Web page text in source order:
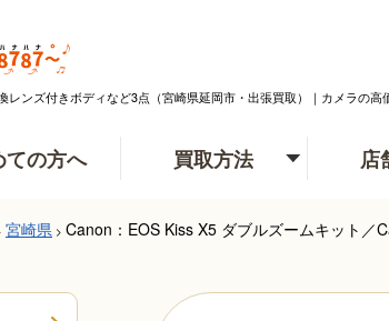
ンズ付きボディなど3点（宮崎県延岡市・出張買取）｜カメラの高
ての方へ 買取方法 店
宮崎県 > Canon：EOS Kiss X5 ダブルズームキット／